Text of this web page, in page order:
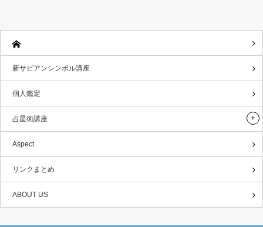
新サビアンシンボル講座
個人鑑定
占星術講座
Aspect
リンクまとめ
ABOUT US